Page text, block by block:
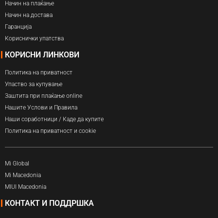
Начин на плаќање
Начин на достава
Гаранција
Кориснички упатства
КОРИСНИ ЛИНКОВИ
Политика на приватност
Упаство за купување
Заштита при плаќање online
Нашите Услови и Правила
Наши соработници / Каде да купите
Политика на приватност и cookie
Mi Global
Mi Macedonia
MIUI Macedonia
КОНТАКТ И ПОДДРШКА